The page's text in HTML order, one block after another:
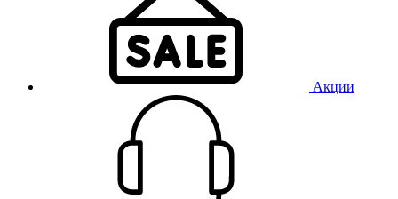
Акции